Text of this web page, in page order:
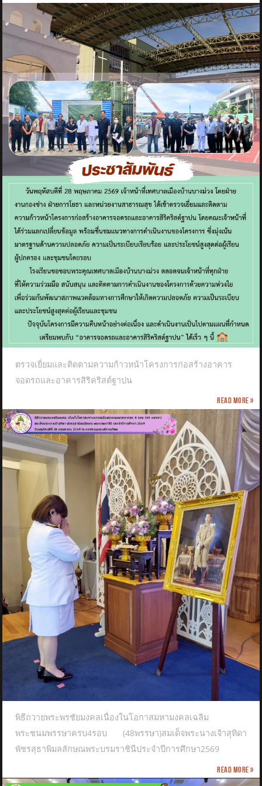
ตรวจเยี่ยมและติดตามความก้าวหน้าโครงการก่อสร้างอาคาร
จอดรถและอาคารสิริคริสต์ฐาปน
Read more »
พิธีถวายพระพรชัยมงคลเนื่องในโอกาสมหามงคลเฉลิม
พระชนมพรรษาครบ4รอบ (48พรรษา)สมเด็จพระนางเจ้าสุทิดา
พัชรสุธาพิมลลักษณพระบรมราชินีประจำปีการศึกษา2569
Read more »